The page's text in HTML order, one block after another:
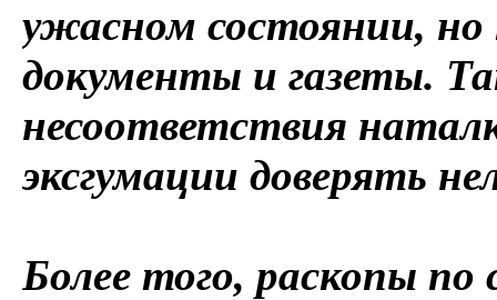
ужасном состоянии, но
документы и газеты.
несоответствия
эксгумации доверять
Более того, раскопы по